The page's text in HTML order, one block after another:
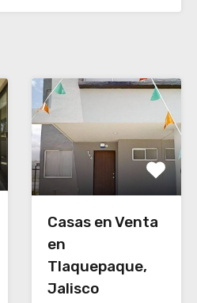
Casas en Venta
en
Tlaquepaque,
Jalisco